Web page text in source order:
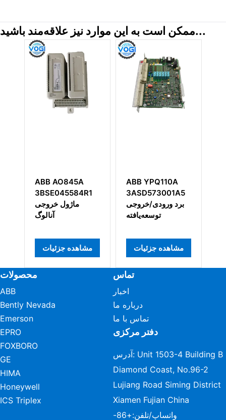
ممکن است به این موارد نیز علاقه‌مند باشید...
ABB AO845A
3BSE045584R1
ماژول خروجی
آنالوگ
مشاهده جزئیات
ABB YPQ110A
3ASD573001A5
برد ورودی/خروجی
توسعه‌یافته
مشاهده جزئیات
محصولات
ABB
Bently Nevada
Emerson
EPRO
FOXBORO
GE
HIMA
Honeywell
ICS Triplex
تماس
اخبار
درباره ما
تماس با ما
دفتر مرکزی
آدرس: Unit 1503-4 Building B
Diamond Coast, No.96-2
Lujiang Road Siming District
Xiamen Fujian China
واتساپ/تلفن:
+86-